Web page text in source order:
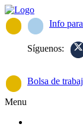
Info
Síguenos:
Bolsa de
Menu